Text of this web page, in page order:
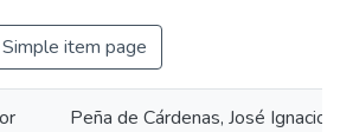
Simple item page
Peña de Cárdenas, José Ignacio